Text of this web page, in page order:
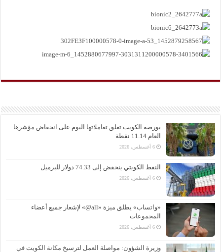
بورصة الكويت تغلق تعاملاتها اليوم على انخفاض مؤشرها
العام 11.14 نقطة
6 أغسطس، 2026
النفط الكويتي ينخفض إلى 74.33 دولار للبرميل
6 أغسطس، 2026
«واتساب» يطلق ميزة «all@» لإشعار جميع أعضاء
المجموعات
6 أغسطس، 2026
وزيرة الشؤون: مواصلة العمل لترسيخ مكانة الكويت في